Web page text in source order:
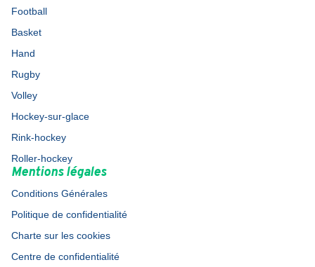
Football
Basket
Hand
Rugby
Volley
Hockey-sur-glace
Rink-hockey
Roller-hockey
Mentions légales
Conditions Générales
Politique de confidentialité
Charte sur les cookies
Centre de confidentialité